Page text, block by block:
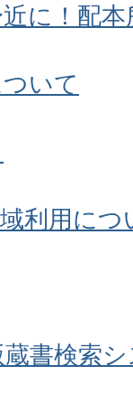
に！配
いて
利用につ
書検索